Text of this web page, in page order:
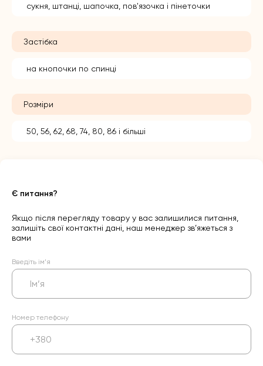
сукня, штанці, шапочка, пов'язочка і пінеточки
Застібка
на кнопочки по спинці
Розміри
50, 56, 62, 68, 74, 80, 86 і більші
Є питання?
Якщо після перегляду товару у вас залишилися питання,
залишіть свої контактні дані, наш менеджер зв’яжеться з
вами
Введіть ім’я
Номер телефону